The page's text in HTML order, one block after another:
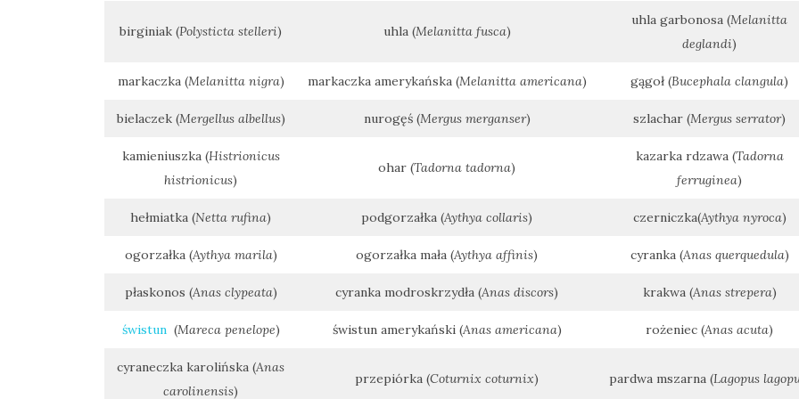
birginiak (Polysticta stelleri) uhla (Melanitta fusca)
uhla garbonosa (Melanitta
deglandi)
markaczka (Melanitta nigra) markaczka amerykańska (Melanitta americana) gągoł (Bucephala clangula)
bielaczek (Mergellus albellus) nurogęś (Mergus merganser) szlachar (Mergus serrator)
kamieniuszka (Histrionicus
histrionicus)
ohar (Tadorna tadorna)
kazarka rdzawa (Tadorna
ferruginea)
hełmiatka (Netta rufina) podgorzałka (Aythya collaris) czerniczka(Aythya nyroca)
ogorzałka (Aythya marila) ogorzałka mała (Aythya affinis) cyranka (Anas querquedula)
płaskonos (Anas clypeata) cyranka modroskrzydła (Anas discors) krakwa (Anas strepera)
świstun (Mareca penelope) świstun amerykański (Anas americana) rożeniec (Anas acuta)
cyraneczka karolińska (Anas
carolinensis)
przepiórka (Coturnix coturnix) pardwa mszarna (Lagopus